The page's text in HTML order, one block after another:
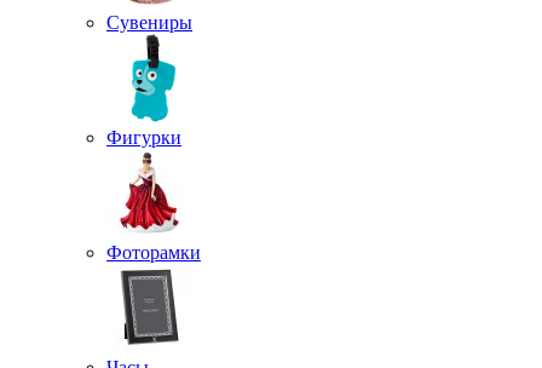
Сувениры
Фигурки
Фоторамки